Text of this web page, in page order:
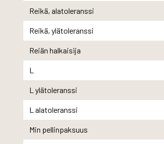
Reikä, alatoleranssi
Reikä, ylätoleranssi
Reiän halkaisija
L
L ylätoleranssi
L alatoleranssi
Min pellinpaksuus